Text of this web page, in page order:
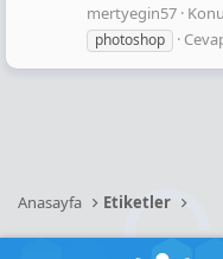
mertyegin57 Konu
photoshop
Anasayfa Etiketler